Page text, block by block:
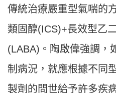
傳統治療嚴重型氣喘的
類固醇(ICS)+長效型乙
(LABA)。陶啟偉強調，
制病況，就應根據不同
製劑的問世給予許多疾